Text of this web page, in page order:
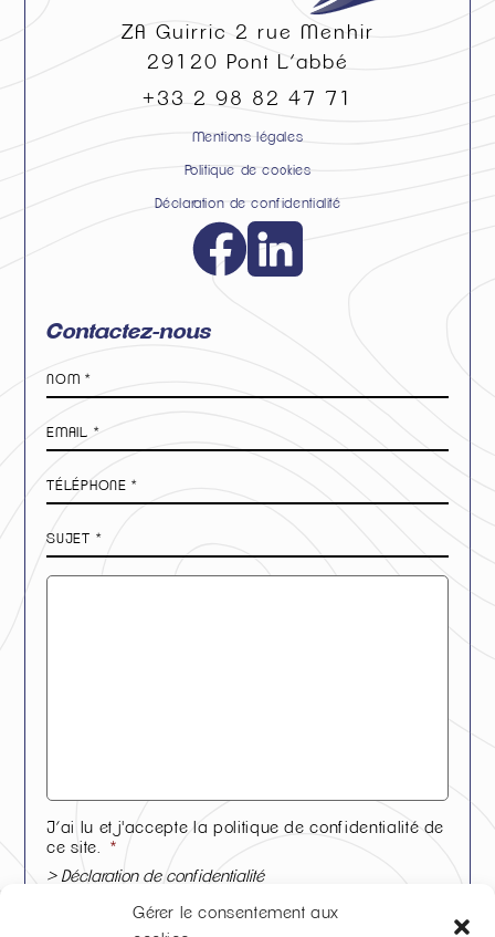
Gérer le consentement aux
ZA Guirric 2 rue Menhir
29120
Pont L’abbé
+33 2 98 82 47 71
Mentions légales
Politique de cookies
Déclaration de confidentialité
Contactez-nous
Nom *
E-
mail
*
Téléphone *
Sujet *
Message
J’ai lu et j'accepte la politique de confidentialité de
ce site.
*
Accepter
> Déclaration de confidentialité